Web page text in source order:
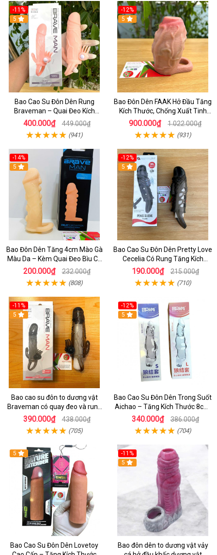
-11%
5
Bao Cao Su Đôn Dên Rung
Braveman – Quai Đeo Kích
Thích Âm Vật & Hậu Môn
400.000₫ 449.000₫
(941)
-12%
5
Bao Đôn Dên FAAK Hở Đầu Tăng
Kích Thước, Chống Xuất Tinh
Sớm
900.000₫ 1.022.000₫
(931)
-14%
5
Bao Đôn Dên Tăng 4cm Mào Gà
Màu Da – Kèm Quai Đeo Bìu Cố
Định, Hỗ Trợ Nam Giới Yếu Sinh
Lý
200.000₫ 232.000₫
(808)
-12%
5
Bao Cao Su Đôn Dên Pretty Love
Cecelia Có Rung Tăng Kích
Thước, Kéo Dài Quan Hệ
190.000₫ 215.000₫
(710)
-11%
5
Bao cao su đôn to dương vật
Braveman có quay đeo và rung
hai đầu
390.000₫ 438.000₫
(705)
-12%
5
Bao Cao Su Đôn Dên Trong Suốt
Aichao – Tăng Kích Thước 8cm,
Có Quai Đeo Bìu
340.000₫ 386.000₫
(704)
5
Bao Cao Su Đôn Dên Lovetoy
-11%
5
Bao đôn dên to dương vật vảy